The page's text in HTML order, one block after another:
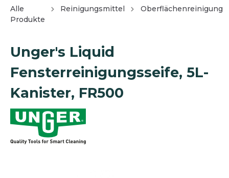
Alle
Produkte
Reinigungsmittel Oberflächenreinigung
Unger's Liquid
Fensterreinigungsseife, 5L-
Kanister, FR500